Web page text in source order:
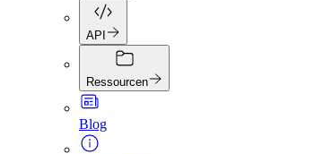
API
Ressourcen
Blog